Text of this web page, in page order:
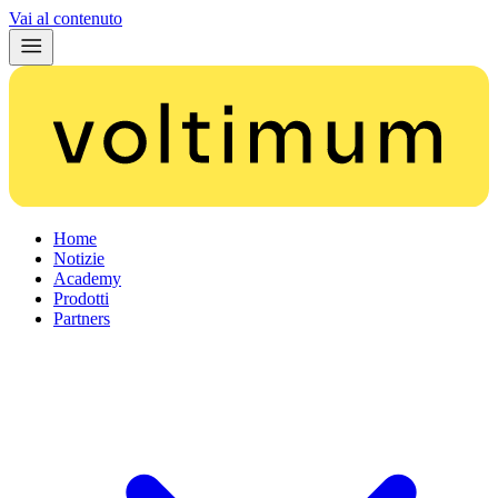
Vai al contenuto
Home
Notizie
Academy
Prodotti
Partners